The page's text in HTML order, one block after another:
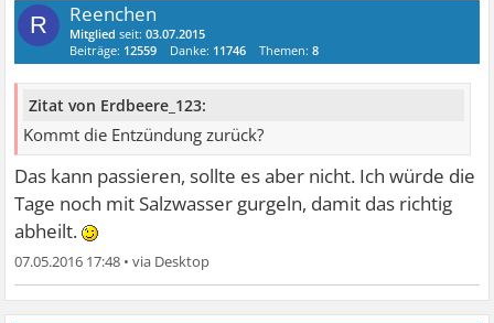
R Reenchen
Mitglied seit:03.07.2015
Beiträge: 12559 Danke: 11746 Themen:8
Zitat von Erdbeere_123:
Kommt die Entzündung zurück?
Das kann passieren, sollte es aber nicht. Ich würde die
Tage noch mit Salzwasser gurgeln, damit das richtig
abheilt.
07.05.2016 17:48 •